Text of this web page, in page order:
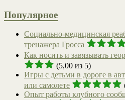
Популярное
Социально-медицинская
тренажера Гросса
Как носить и завязывать
(5,00 из 5)
Игры с детьми в дороге в
или самолете
Опыт работы клубного